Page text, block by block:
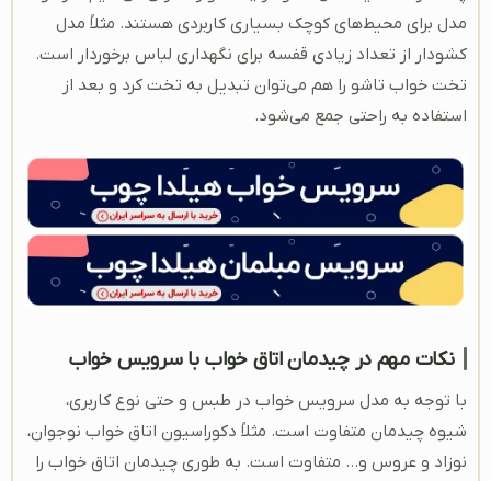
مدل برای محیط‌های کوچک بسیاری کاربردی هستند. مثلاً مدل
کشودار از تعداد زیادی قفسه برای نگهداری لباس برخوردار است.
تخت خواب تاشو را هم می‌توان تبدیل به تخت کرد و بعد از
استفاده به راحتی جمع می‌شود.
نکات مهم در چیدمان اتاق خواب با سرویس خواب
با توجه به مدل سرویس خواب در طبس و حتی نوع کاربری،
شیوه چیدمان متفاوت است. مثلاً دکوراسیون اتاق خواب نوجوان،
نوزاد و عروس و… متفاوت است. به طوری چیدمان اتاق خواب را